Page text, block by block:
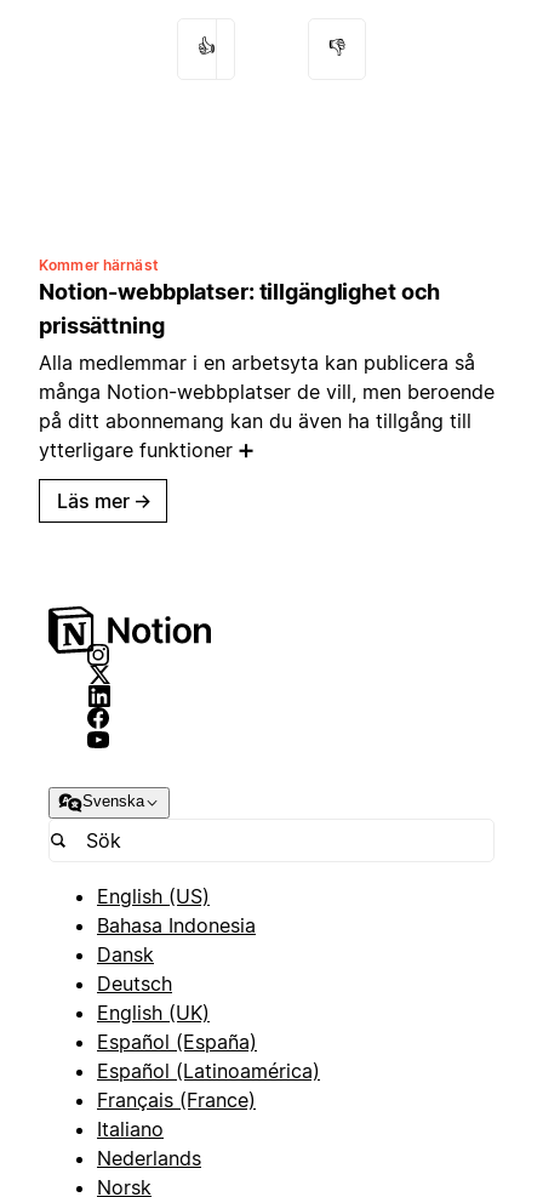
👍 👎
Kommer härnäst
Notion-webbplatser: tillgänglighet och
prissättning
Alla medlemmar i en arbetsyta kan publicera så
många Notion-webbplatser de vill, men beroende
på ditt abonnemang kan du även ha tillgång till
ytterligare funktioner ➕
Läs mer →
Svenska
English (US)
Bahasa Indonesia
Dansk
Deutsch
English (UK)
Español (España)
Español (Latinoamérica)
Français (France)
Italiano
Nederlands
Norsk